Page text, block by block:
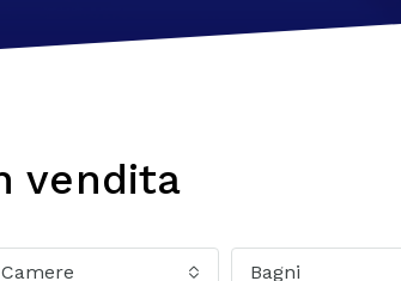
vendita
Camere Bagni